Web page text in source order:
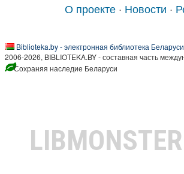
О проекте · Новости ·
Biblioteka.by - электронная библиотека
2006-2026, BIBLIOTEKA.BY - составная часть
Сохраняя наследие Беларуси